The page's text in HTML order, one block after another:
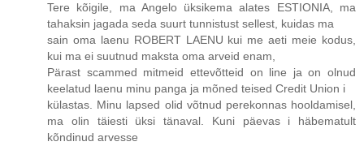
Tere kõigile, ma Angelo üksikema alates ESTIONIA, ma
tahaksin jagada seda suurt tunnistust sellest, kuidas ma
sain oma laenu ROBERT LAENU kui me aeti meie kodus,
kui ma ei suutnud maksta oma arveid enam,
Pärast scammed mitmeid ettevõtteid on line ja on olnud
keelatud laenu minu panga ja mõned teised Credit Union i
külastas. Minu lapsed olid võtnud perekonnas hooldamisel,
ma olin täiesti üksi tänaval. Kuni päevas i häbematult
kõndinud arvesse